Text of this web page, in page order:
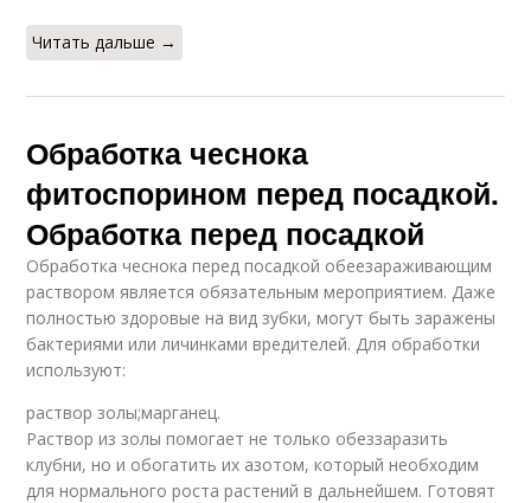
Читать дальше →
Обработка чеснока
фитоспорином перед посадкой.
Обработка перед посадкой
Обработка чеснока перед посадкой обеезараживающим
раствором является обязательным мероприятием. Даже
полностью здоровые на вид зубки, могут быть заражены
бактериями или личинками вредителей. Для обработки
используют:
раствор золы;марганец.
Раствор из золы помогает не только обеззаразить
клубни, но и обогатить их азотом, который необходим
для нормального роста растений в дальнейшем. Готовят